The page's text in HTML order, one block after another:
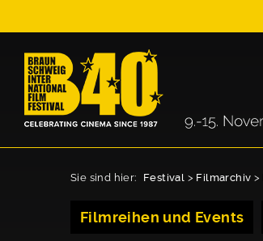
Sie sind hier: Festival > Filmarchiv >
Filmreihen und Events